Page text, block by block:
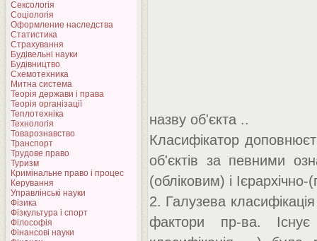
Сексологія
Соціологія
Оформление наследства
Статистика
Страхування
Будівельні науки
Будівництво
Схемотехника
Митна система
Теорія держави і права
Теорія організації
Теплотехніка
Технологія
Товарознавство
Транспорт
Трудове право
Туризм
Кримінальне право і процес
Керування
Управлінські науки
Фізика
Фізкультура і спорт
Філософія
Фінансові науки
назву об'єкта ..
Класифікатор
об'єктів за певними
(обліковим) і
2. Галузева
фактори пр-ва.